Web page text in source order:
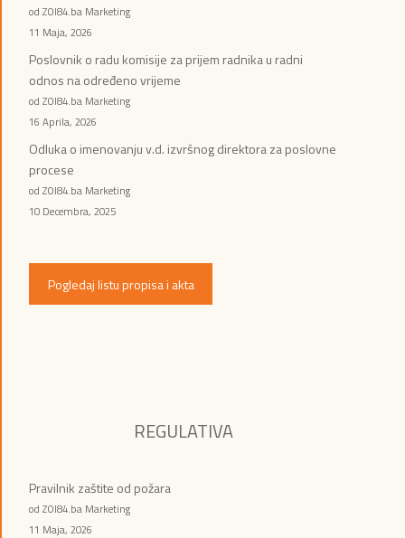
od ZOI84.ba Marketing
11 Maja, 2026
Poslovnik o radu komisije za prijem radnika u radni
odnos na određeno vrijeme
od ZOI84.ba Marketing
16 Aprila, 2026
Odluka o imenovanju v.d. izvršnog direktora za poslovne
procese
od ZOI84.ba Marketing
10 Decembra, 2025
Pogledaj listu propisa i akta
REGULATIVA
Pravilnik zaštite od požara
od ZOI84.ba Marketing
11 Maja, 2026